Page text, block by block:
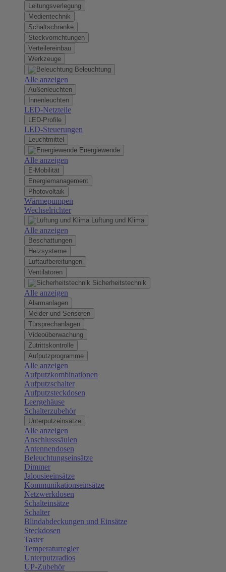
Leitungsverlegung
Medientechnik
Schaltschränke
Steckvorrichtungen
Verteilereinbau
Werkzeuge
Beleuchtung
Alle anzeigen
Außenleuchten
Innenleuchten
LED-Netzteile
LED-Profile
LED-Steuerungen
Leuchtmittel
Energiewende
Alle anzeigen
E-Mobilität
Energiemanagement
Photovoltaik
Wärmepumpen
Wechselrichter
Lüftung und Klima
Alle anzeigen
Beschattungen
Heizsysteme
Luftaufbereitungen
Ventilatoren
Sicherheitstechnik
Alle anzeigen
Alarmanlagen
Melder und Sensoren
Türsprechanlagen
Videoüberwachung
Zutrittskontrolle
Aufputzprogramme
Alle anzeigen
Aufputzkombinationen
Aufputzschalter
Aufputzsteckdosen
Leergehäuse
Schalterzubehör
Unterputzeinsätze
Alle anzeigen
Anschlusssäulen
Antennendosen
Beleuchtungseinsätze
Dimmer
Jalousieeinsätze
Kommunikationseinsätze
Netzwerkdosen
Schalteinsätze
Schalter
Blindabdeckungen und Einsätze
Steckdosen
Taster
Temperaturregler
Unterputzradios
UP-Zubehör